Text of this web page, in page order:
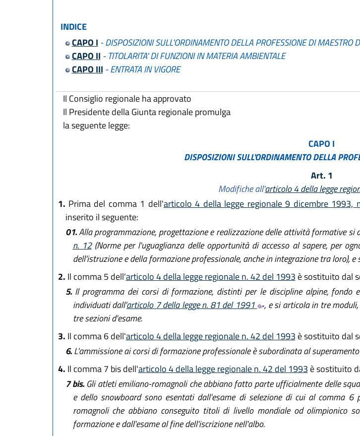
INDICE
CAPO I - DISPOSIZIONI SULL'ORDINAMENTO DELLA PROFESSIONE DI MAESTRO
CAPO II - TITOLARITA' DI FUNZIONI IN MATERIA AMBIENTALE
CAPO III - ENTRATA IN VIGORE
Il Consiglio regionale ha approvato
Il Presidente della Giunta regionale promulga
la seguente legge:
CAPO I
DISPOSIZIONI SULL'ORDINAMENTO DELLA
Art. 1
Modifiche all'articolo 4 della legge
1. Prima del comma 1 dell'articolo 4 della legge regionale 9 dicembre 1993,
inserito il seguente:
01.Alla programmazione, progettazione e realizzazione delle attività formative si
n. 12(Norme per l'uguaglianza delle opportunità di accesso al sapere, per
dell'istruzione e della formazione professionale, anche in integrazione tra loro), e
2. Il comma 5 dell'articolo 4 della legge regionale n. 42 del 1993 è sostituito dal
5.Il programma dei corsi di formazione, distinti per le discipline alpine, fondo
individuati dall'articolo 7 della legge n. 81 del 1991
, e si articola in tre
tre sezioni d'esame.
3. Il comma 6 dell'articolo 4 della legge regionale n. 42 del 1993 è sostituito dal
6.L'ammissione ai corsi di formazione professionale è subordinata al
4. Il comma 7 bis dell'articolo 4 della legge regionale n. 42 del 1993 è sostituito
7 bis.Gli atleti emiliano-romagnoli che abbiano fatto parte ufficialmente delle
e dello snowboard sono esentati dall'esame di selezione di cui al comma
romagnoli che abbiano conseguito titoli di livello mondiale od olimpionico
formazione e dall'esame al fine dell'iscrizione nell'albo.